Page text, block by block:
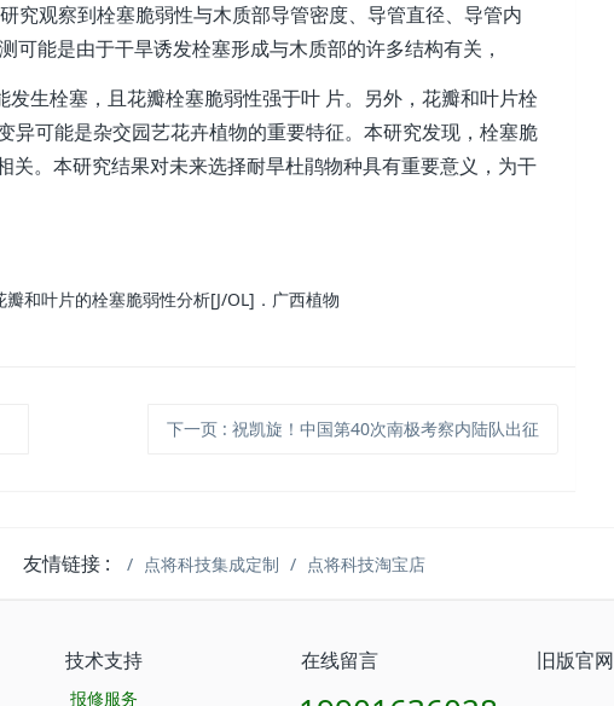
究观察到栓塞脆弱性与木质部导管密度、导管直径、导管内
能是由于干旱诱发栓塞形成与木质部的许多结构有关，
生栓塞，且花瓣栓塞脆弱性强于叶 片。另外，花瓣和叶片栓
异可能是杂交园艺花卉植物的重要特征。本研究发现，栓塞脆
。本研究结果对未来选择耐旱杜鹃物种具有重要意义，为干
和叶片的栓塞脆弱性分析[J/OL]．广西植物
下一页 : 祝凯旋！中国第40次南极考察内陆队出征
友情链接 : 点将科技集成定制 点将科技淘宝店
技术支持
报修服务
在线留言 旧版官网